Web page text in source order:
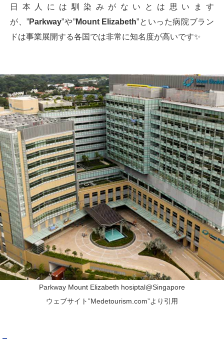
日本人には馴染みがないとは思います
が、”Parkway”や”Mount Elizabeth”といった病院ブラン
ドは事業展開する各国では非常に知名度が高いです✨
Parkway Mount Elizabeth hosiptal@Singapore
ウェブサイト”Medetourism.com”より引用